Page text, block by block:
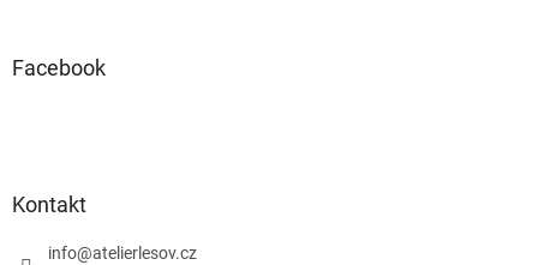
Facebook
Kontakt
info@atelierlesov.cz